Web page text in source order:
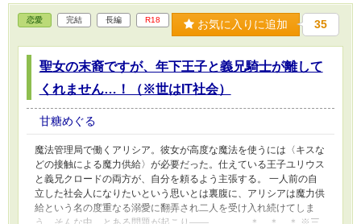
恋愛 完結 長編 R18 お気に入りに追加 35
聖女の末裔ですが、年下王子と義兄騎士が離して
くれません…！（※世はIT社会）
甘糖めぐる
魔法管理局で働くアリシア。彼女が高度な魔法を使うには〈キスな
どの接触による魔力供給〉が必要だった。仕えている王子ユリウス
と義兄クロードの両方が、自分を頼るよう主張する。 一人前の自
立した社会人になりたいという思いとは裏腹に、アリシアは魔力供
給という名の度重なる溺愛に翻弄され二人を受け入れ続けてしま